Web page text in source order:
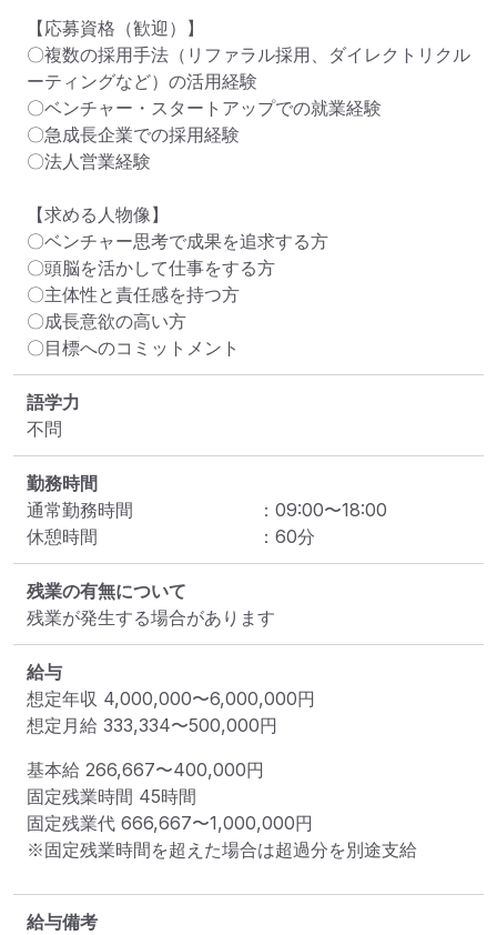
【応募資格（歓迎）】
〇複数の採用手法（リファラル採用、ダイレクトリクル
ーティングなど）の活用経験
〇ベンチャー・スタートアップでの就業経験
〇急成長企業での採用経験
〇法人営業経験
【求める人物像】
〇ベンチャー思考で成果を追求する方
〇頭脳を活かして仕事をする方
〇主体性と責任感を持つ方
〇成長意欲の高い方
〇目標へのコミットメント
語学力
不問
勤務時間
通常勤務時間
： 09:00〜18:00
休憩時間
： 60分
残業の有無について
残業が発生する場合があります
給与
想定年収 4,000,000〜6,000,000円
想定月給 333,334〜500,000円
基本給 266,667〜400,000円
固定残業時間 45時間
固定残業代 666,667〜1,000,000円
※固定残業時間を超えた場合は超過分を別途支給
給与備考